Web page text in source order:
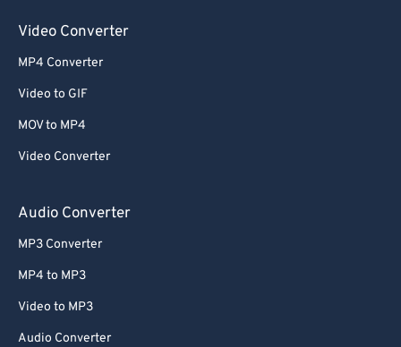
Video Converter
MP4 Converter
Video to GIF
MOV to MP4
Video Converter
Audio Converter
MP3 Converter
MP4 to MP3
Video to MP3
Audio Converter